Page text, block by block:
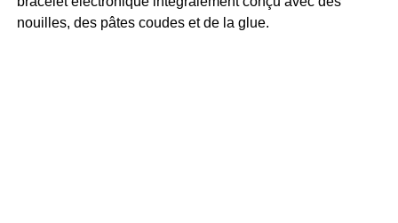
nouilles, des pâtes coudes et de la glue.